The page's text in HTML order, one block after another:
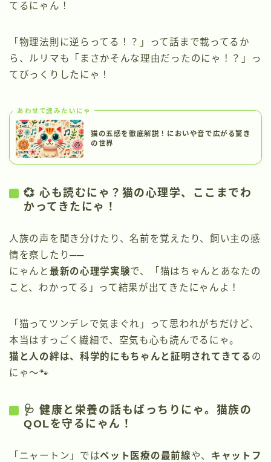
てるにゃん！
「物理法則に逆らってる！？」って話まで載ってるか
ら、ルリマも「まさかそんな理由だったのにゃ！？」っ
てびっくりしたにゃ！
あわせて読みたいにゃ
猫の五感を徹底解説！においや音で広がる驚き
の世界
💞 心も読むにゃ？猫の心理学、ここまでわ
かってきたにゃ！
人族の声を聞き分けたり、名前を覚えたり、飼い主の感
情を察したり──
にゃんと 最新の心理学実験で、「猫はちゃんとあなたの
こと、わかってる」って結果が出てきたにゃんよ！
「猫ってツンデレで気まぐれ」って思われがちだけど、
本当はすっごく繊細で、空気も心も読んでるにゃ。
猫と人の絆は、科学的にもちゃんと証明されてきてる の
にゃ〜🐾
🩺 健康と栄養の話もばっちりにゃ。猫族の
QOLを守るにゃん！
「ニャートン」ではペット医療の最前線や、 キャットフ